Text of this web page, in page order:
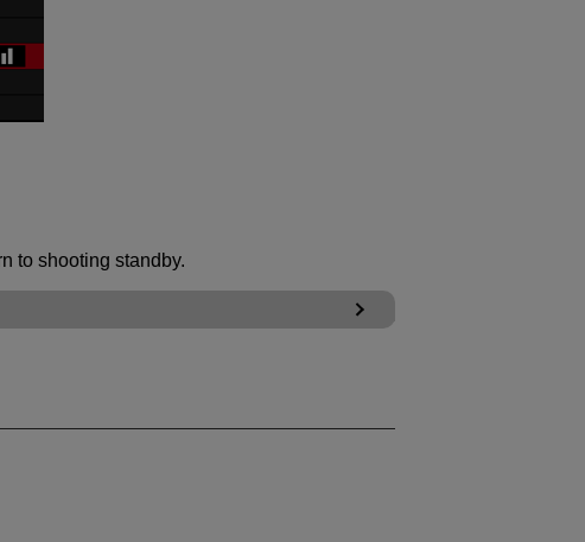
to shooting standby.